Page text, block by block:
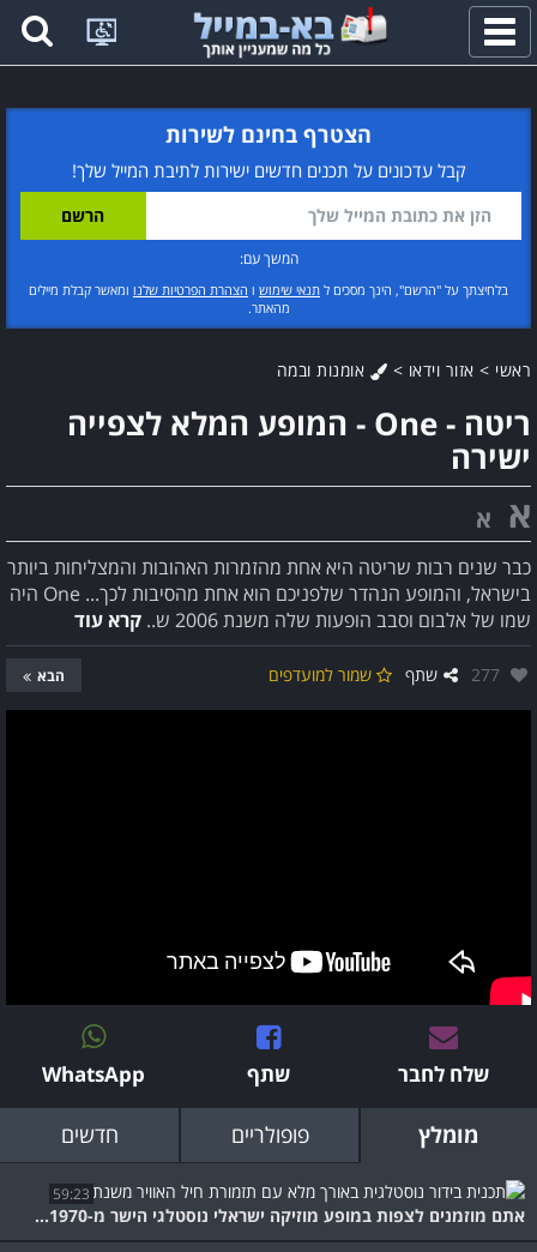
פתח
תפריט
הצטרף בחינם לשירות
קבל עדכונים על תכנים חדשים ישירות לתיבת המייל שלך!
המשך עם:
בלחיצתך על "הרשם", הינך מסכים ל תנאי שימוש ו הצהרת הפרטיות שלנו ומאשר קבלת מיילים
מהאתר.
ראשי > אזור וידאו > אומנות ובמה
ריטה - One - המופע המלא לצפייה
ישירה
א א
כבר שנים רבות שריטה היא אחת מהזמרות האהובות והמצליחות ביותר
בישראל, והמופע הנהדר שלפניכם הוא אחת מהסיבות לכך... One היה
שמו של אלבום וסבב הופעות שלה משנת 2006 ש..
קרא עוד
אהבו:
277 שתף שמור למועדפים הבא
שלח לחבר שתף WhatsApp
מומלץ פופולריים חדשים
59:23
אתם מוזמנים לצפות במופע מוזיקה ישראלי נוסטלגי הישר מ-1970...